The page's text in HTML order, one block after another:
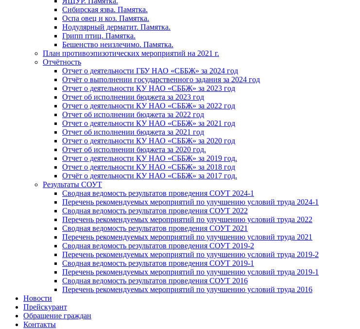
Сибирская язва. Памятка.
Оспа овец и коз. Памятка.
Нодулярный дерматит. Памятка.
Грипп птиц. Памятка.
Бешенство неизлечимо. Памятка.
План противоэпизотических мероприятий на 2021 г.
Отчётность
Отчет о деятельности ГБУ НАО «СББЖ» за 2024 год
Отчёт о выполнении государственного задания за 2024 год
Отчет о деятельности КУ НАО «СББЖ» за 2023 год
Отчет об исполнении бюджета за 2023 год
Отчет о деятельности КУ НАО «СББЖ» за 2022 год
Отчет об исполнении бюджета за 2022 год
Отчет о деятельности КУ НАО «СББЖ» за 2021 год
Отчет об исполнении бюджета за 2021 год
Отчет о деятельности КУ НАО «СББЖ» за 2020 год
Отчет об исполнении бюджета за 2020 год.
Отчет о деятельности КУ НАО «СББЖ» за 2019 год.
Отчет о деятельности КУ НАО «СББЖ» за 2018 год
Отчёт о деятельности КУ НАО «СББЖ» за 2017 год.
Результаты СОУТ
Сводная ведомость результатов проведения СОУТ 2024-1
Перечень рекомендуемых мероприятий по улучшению условий труда 2024-1
Сводная ведомость результатов проведения СОУТ 2022
Перечень рекомендуемых мероприятий по улучшению условий труда 2022
Сводная ведомость результатов проведения СОУТ 2021
Перечень рекомендуемых мероприятий по улучшению условий труда 2021
Сводная ведомость результатов проведения СОУТ 2019-2
Перечень рекомендуемых мероприятий по улучшению условий труда 2019-2
Сводная ведомость результатов проведения СОУТ 2019-1
Перечень рекомендуемых мероприятий по улучшению условий труда 2019-1
Сводная ведомость результатов проведения СОУТ 2016
Перечень рекомендуемых мероприятий по улучшению условий труда 2016
Новости
Прейскурант
Обращение граждан
Контакты